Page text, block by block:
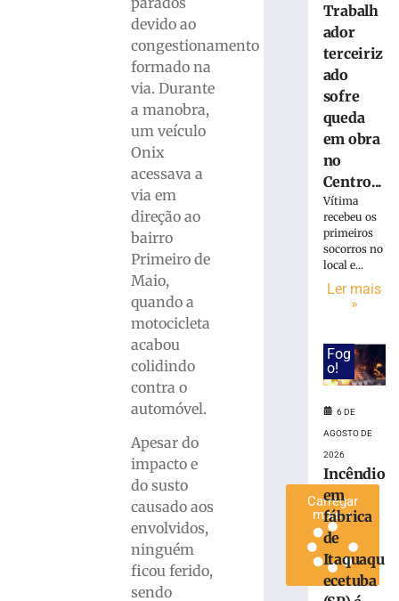
devido ao
congestionamento
formado na
via. Durante
a manobra,
um veículo
Onix
acessava a
via em
direção ao
bairro
Primeiro de
Maio,
quando a
motocicleta
acabou
colidindo
contra o
automóvel.
Apesar do
impacto e
do susto
causado aos
envolvidos,
ninguém
ficou ferido,
sendo
Funcionária
morre
ônibus
invadir
restaurante
margens
Carregar
mais »
Trabalh
ador
terceiriz
ado
sofre
queda
em obra
no
Centro...
Vítima
recebeu os
primeiros
socorros no
local e...
Ler mais
»
Fog
o!
6 DE
AGOSTO DE
2026
Incêndio
em
fábrica
de
Itaquaqu
ecetuba